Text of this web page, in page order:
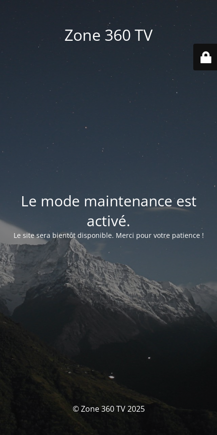
Zone 360 TV
Le mode maintenance est
activé.
Le site sera bientôt disponible. Merci pour votre patience !
© Zone 360 TV 2025